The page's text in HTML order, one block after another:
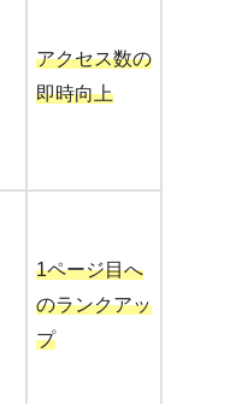
アクセス数の
即時向上
1ページ目へ
のランクアッ
プ